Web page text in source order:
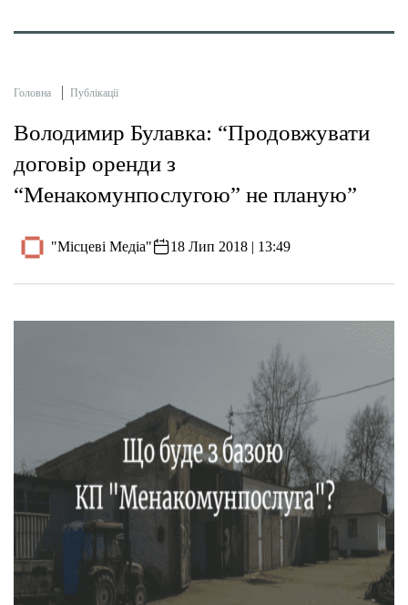
Головна Публікації
Володимир Булавка: “Продовжувати
договір оренди з
“Менакомунпослугою” не планую”
"Місцеві Медіа" 18 Лип 2018 | 13:49